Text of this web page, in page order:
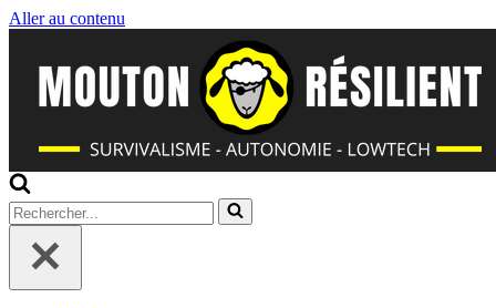
Aller au contenu
Rechercher...